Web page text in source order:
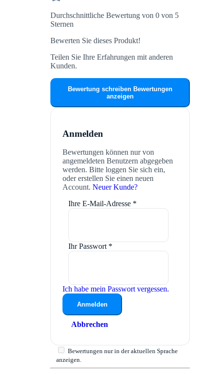
Durchschnittliche Bewertung von 0 von 5
Sternen
Bewerten Sie dieses Produkt!
Teilen Sie Ihre Erfahrungen mit anderen
Kunden.
Bewertung schreiben Bewertungen
anzeigen
Anmelden
Bewertungen können nur von
angemeldeten Benutzern abgegeben
werden. Bitte loggen Sie sich ein,
oder erstellen Sie einen neuen
Account. Neuer Kunde?
Ihre E-Mail-Adresse *
Ihr Passwort *
Ich habe mein Passwort vergessen.
Anmelden
Abbrechen
Bewertungen nur in der aktuellen Sprache
anzeigen.